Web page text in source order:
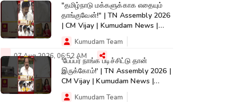
"தமிழ்நாடு மக்களுக்காக எதையும்
தாங்குவேன்!" | TN Assembly 2026
| CM Vijay | Kumudam News |
#shorts
Kumudam Team
07 Aug 2026, 06:52 AM'பேப்பர் நாங்க படிச்சிட்டு தான்
இருக்கோம்!' | TN Assembly 2026 |
CM Vijay | Kumudam News |
#shorts
Kumudam Team